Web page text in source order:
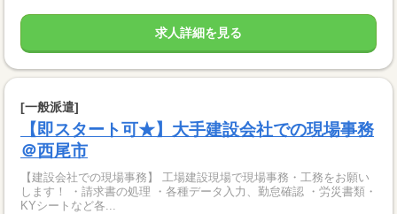
求人詳細を見る
[一般派遣]
【即スタート可★】大手建設会社での現場事務
＠西尾市
【建設会社での現場事務】 工場建設現場で現場事務・工務をお願い
します！ ・請求書の処理 ・各種データ入力、勤怠確認 ・労災書類・
KYシートなど各...